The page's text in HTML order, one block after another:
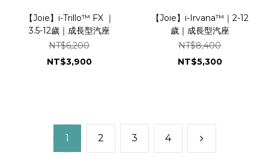
【Joie】i-Trillo™ FX ｜
3.5-12歲｜成長型汽座
NT$6,200
NT$3,900
【Joie】i-Irvana™｜2-12
歲｜成長型汽座
NT$8,400
NT$5,300
1 2 3 4